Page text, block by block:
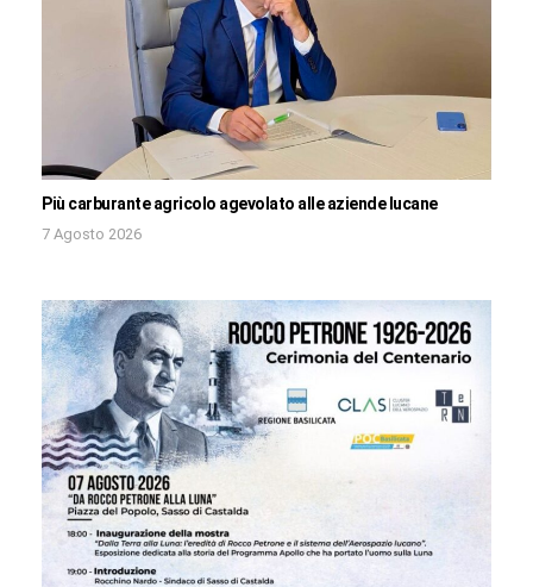
Più carburante agricolo agevolato alle aziende lucane
7 Agosto 2026